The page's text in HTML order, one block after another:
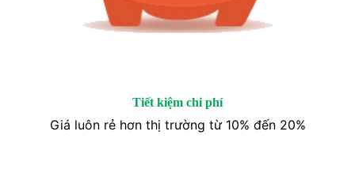
Tiết kiệm chi phí
Giá luôn rẻ hơn thị trường từ 10% đến 20%